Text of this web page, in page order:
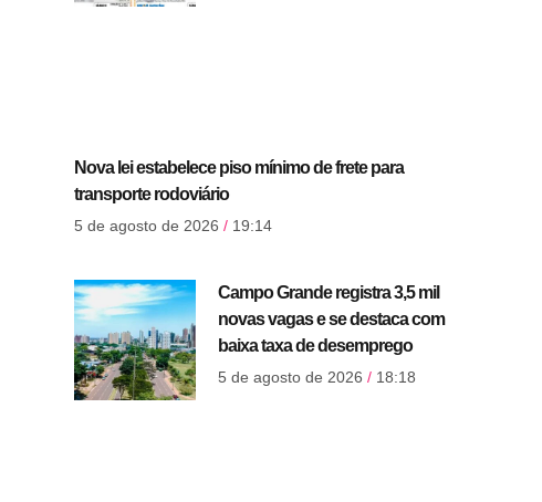
Nova lei estabelece piso mínimo de frete para
transporte rodoviário
5 de agosto de 2026 19:14
Campo Grande registra 3,5 mil
novas vagas e se destaca com
baixa taxa de desemprego
5 de agosto de 2026 18:18